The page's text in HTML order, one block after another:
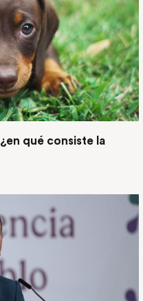
qué consiste la